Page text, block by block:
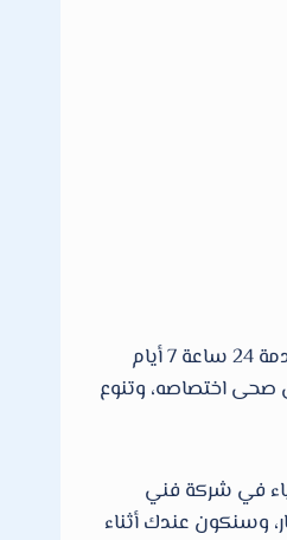
هوا أول فني صحي الكويت لكافة محافظات الكويت نقدم خدمات فنى صحى وادوات صحية وتسليك مجاري سباك في الكويت خدمة 24 ساعة 7 أيام
صحى اختصاصه، وتنوع
داخل دولة الكويت، جميع هذه الأشياء في شركة فني
وسنكون عندك أثناء